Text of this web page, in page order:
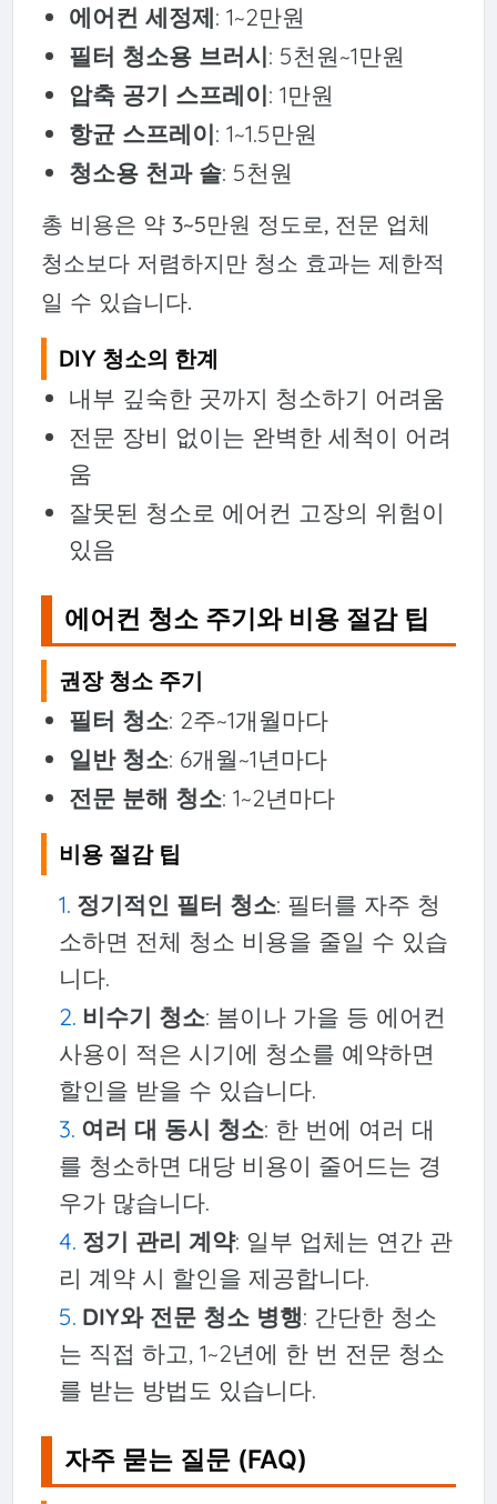
에어컨 세정제: 1~2만원
필터 청소용 브러시: 5천원~1만원
압축 공기 스프레이: 1만원
항균 스프레이: 1~1.5만원
청소용 천과 솔: 5천원
총 비용은 약 3~5만원 정도로, 전문 업체
청소보다 저렴하지만 청소 효과는 제한적
일 수 있습니다.
DIY 청소의 한계
내부 깊숙한 곳까지 청소하기 어려움
전문 장비 없이는 완벽한 세척이 어려
움
잘못된 청소로 에어컨 고장의 위험이
있음
에어컨 청소 주기와 비용 절감 팁
권장 청소 주기
필터 청소: 2주~1개월마다
일반 청소: 6개월~1년마다
전문 분해 청소: 1~2년마다
비용 절감 팁
정기적인 필터 청소: 필터를 자주 청
소하면 전체 청소 비용을 줄일 수 있습
니다.
비수기 청소: 봄이나 가을 등 에어컨
사용이 적은 시기에 청소를 예약하면
할인을 받을 수 있습니다.
여러 대 동시 청소: 한 번에 여러 대
를 청소하면 대당 비용이 줄어드는 경
우가 많습니다.
정기 관리 계약: 일부 업체는 연간 관
리 계약 시 할인을 제공합니다.
DIY와 전문 청소 병행: 간단한 청소
는 직접 하고, 1~2년에 한 번 전문 청소
를 받는 방법도 있습니다.
자주 묻는 질문 (FAQ)